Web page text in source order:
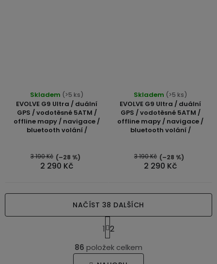
EVOLVE G9 Ultra / duální
GPS / vodotěsné 5ATM /
offline mapy / navigace /
bluetooth volání /
Skladem (>5 ks)
2 290 Kč
3 190 Kč (–28 %)
EVOLVE G9 Ultra / duální
GPS / vodotěsné 5ATM /
offline mapy / navigace /
bluetooth volání /
Skladem (>5 ks)
2 290 Kč
3 190 Kč (–28 %)
O
v
NAČÍST 38 DALŠÍCH
S
t
r
á
1 2
86 položek celkem